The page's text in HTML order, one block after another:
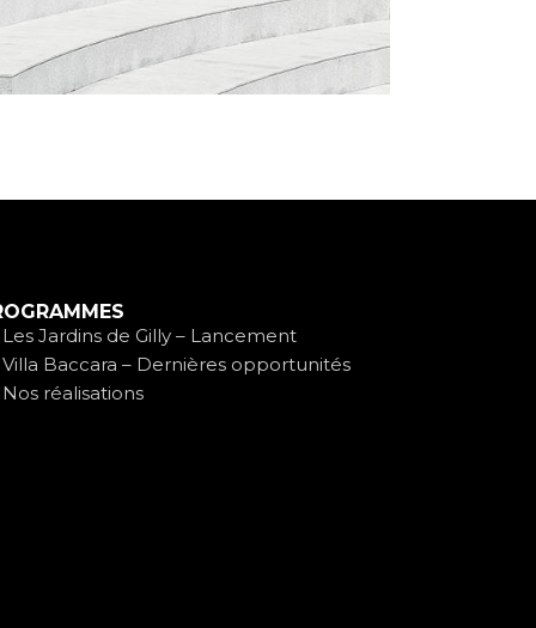
Les Jardins de Gilly – Lancement
Villa Baccara – Dernières opportunités
Nos réalisations